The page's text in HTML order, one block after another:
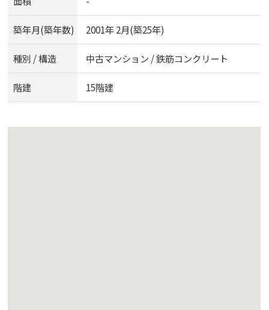
築年月(築年数) 2001年 2月(築25年)
種別 / 構造 中古マンション / 鉄筋コンクリート
階建 15階建